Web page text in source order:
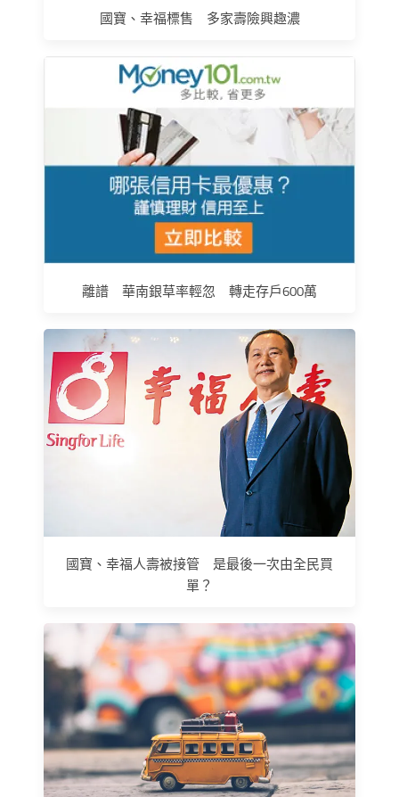
國寶、幸福標售 多家壽險興趣濃
離譜 華南銀草率輕忽 轉走存戶600萬
國寶、幸福人壽被接管 是最後一次由全民買
單？